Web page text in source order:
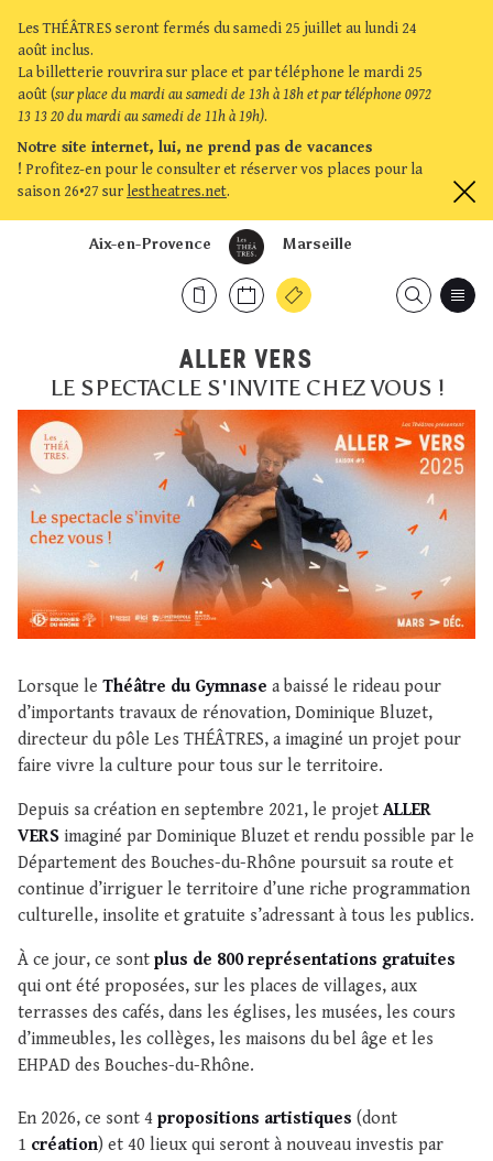
Les THÉÂTRES seront fermés du samedi 25 juillet au lundi 24
août inclus.
La billetterie rouvrira sur place et par téléphone le mardi 25
août (sur place du mardi au samedi de 13h à 18h et par téléphone 0972
13 13 20 du mardi au samedi de 11h à 19h).
Notre site internet, lui, ne prend pas de vacances
! Profitez-en pour le consulter et réserver vos places pour la
saison 26•27 sur lestheatres.net.
Marseille
Aix-en-Provence
ALLER VERS
LE SPECTACLE S'INVITE CHEZ VOUS !
Lorsque le Théâtre du Gymnase a baissé le rideau pour
d’importants travaux de rénovation, Dominique Bluzet,
directeur du pôle Les THÉÂTRES, a imaginé un projet pour
faire vivre la culture pour tous sur le territoire.
Depuis sa création en septembre 2021, le projet ALLER
VERS imaginé par Dominique Bluzet et rendu possible par le
Département des Bouches-du-Rhône poursuit sa route et
continue d’irriguer le territoire d’une riche programmation
culturelle, insolite et gratuite s’adressant à tous les publics.
À ce jour, ce sont plus de 800 représentations gratuites
qui ont été proposées, sur les places de villages, aux
terrasses des cafés, dans les églises, les musées, les cours
d’immeubles, les collèges, les maisons du bel âge et les
EHPAD des Bouches-du-Rhône.
En 2026, ce sont 4 propositions artistiques (dont
1 création) et 40 lieux qui seront à nouveau investis par